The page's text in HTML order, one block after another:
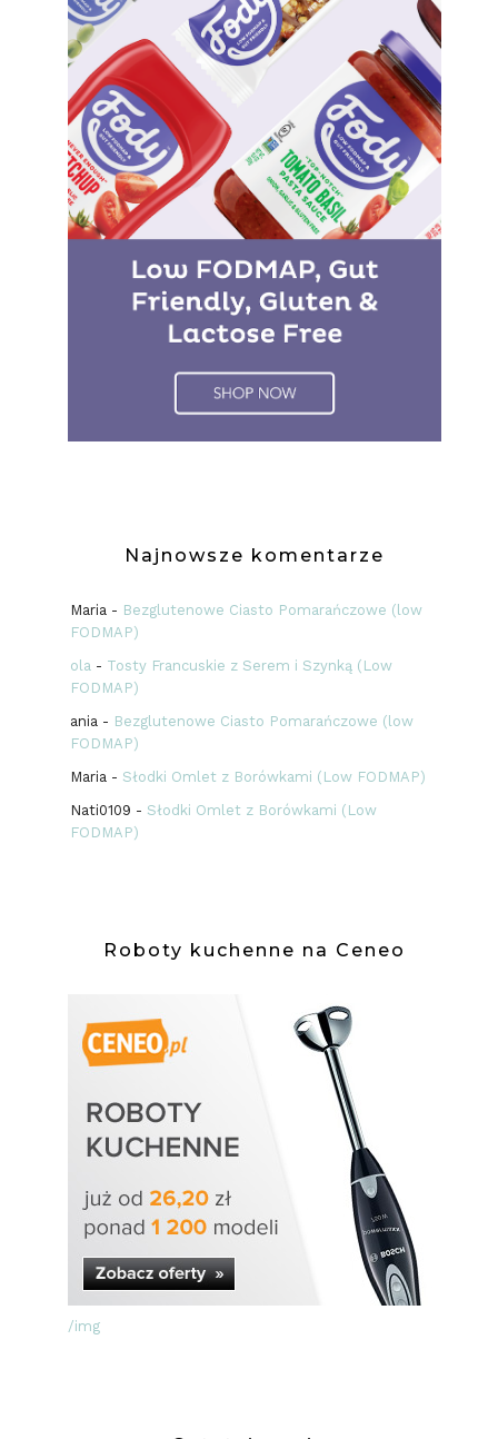
Najnowsze komentarze
Maria- Bezglutenowe Ciasto Pomarańczowe (low
FODMAP)
ola- Tosty Francuskie z Serem i Szynką (Low
FODMAP)
ania- Bezglutenowe Ciasto Pomarańczowe (low
FODMAP)
Maria- Słodki Omlet z Borówkami (Low FODMAP)
Nati0109 - Słodki Omlet z Borówkami (Low
FODMAP)
Roboty kuchenne na Ceneo
/img